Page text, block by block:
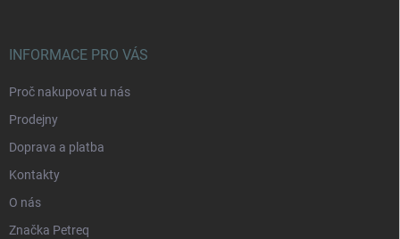
INFORMACE PRO VÁS
Proč nakupovat u nás
Prodejny
Doprava a platba
Kontakty
O nás
Značka Petreq